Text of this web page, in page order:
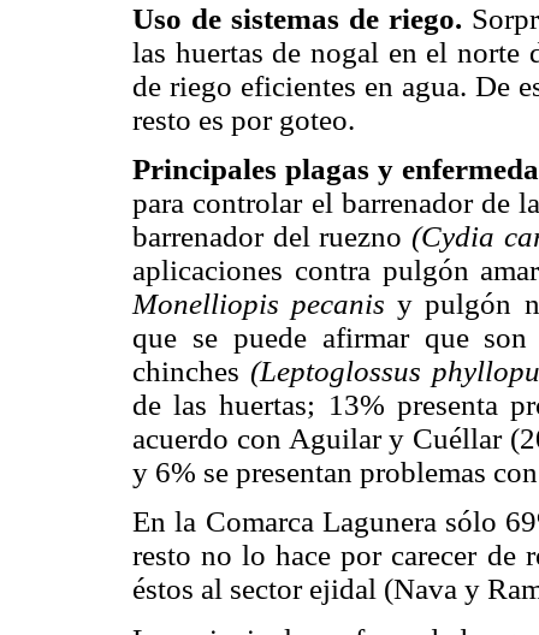
Uso de sistemas de riego.
las huertas de nogal en el norte
de riego eficientes en agua. De
resto es por goteo.
Principales plagas y
para controlar el barrenador de
barrenador del ruezno(Cydia
aplicaciones contra pulgón
Monelliopis pecanis y pulgón
que se puede afirmar que
chinches (Leptoglossus
de las huertas; 13% presenta
acuerdo con Aguilar y Cuéllar
y 6% se presentan problemas
En la Comarca Lagunera sólo
resto no lo hace por carecer de
éstos al sector ejidal (Nava y